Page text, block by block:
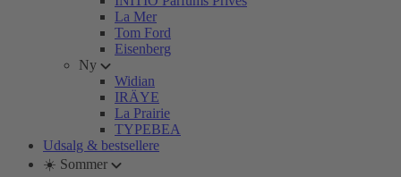
La Mer
Tom Ford
Eisenberg
Ny
Widian
IRÄYE
La Prairie
TYPEBEA
Udsalg & bestsellere
☀️ Sommer